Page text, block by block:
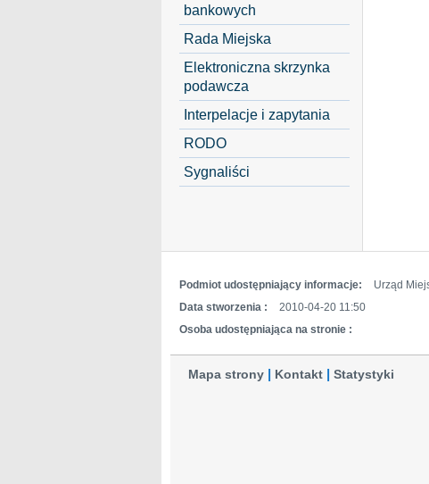
bankowych
Rada Miejska
Elektroniczna skrzynka
podawcza
Interpelacje i zapytania
RODO
Sygnaliści
Podmiot udostępniający informacje:
Urząd
Data stworzenia :
2010-04-20 11:50
Osoba udostępniająca na stronie :
Mapa strony Kontakt Statystyki